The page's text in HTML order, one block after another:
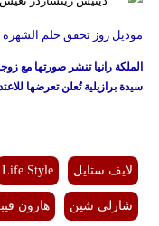
موديل روز تحقق حلم الشهرة وتستقطب 5
الملكة رانيا تنشر صورتها مع
سيدة برازيلية تُعلن تعرضها
لايف ستايل Life Style
شارلي شين هارون